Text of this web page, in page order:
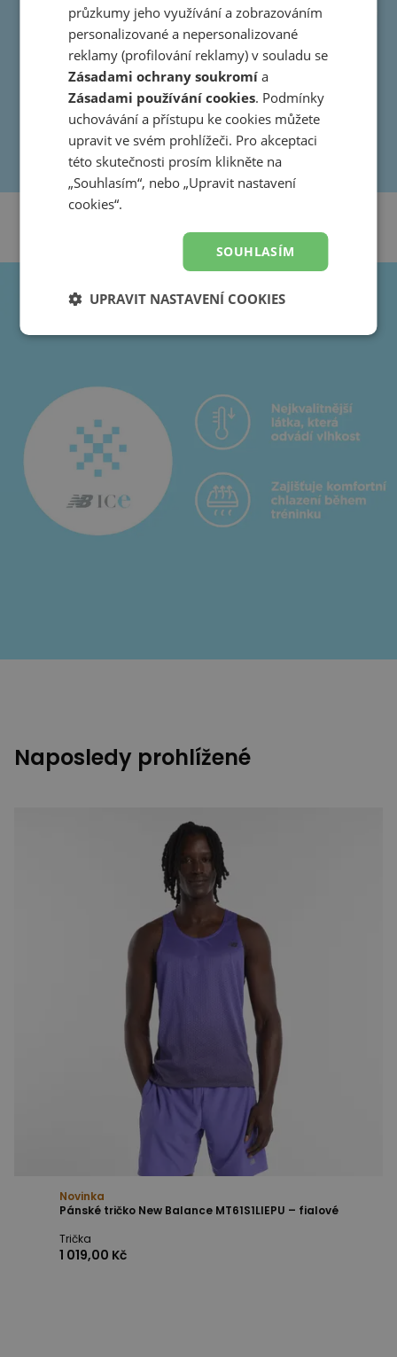
Naposledy prohlížené
Novinka
Pánské tričko New Balance MT61S1LIEPU – fialové
Trička
1 019,00 Kč
průzkumy jeho využívání a zobrazováním
personalizované a nepersonalizované
reklamy (profilování reklamy) v souladu se
Zásadami ochrany soukromí a
Zásadami používání cookies. Podmínky
uchovávání a přístupu ke cookies můžete
upravit ve svém prohlížeči. Pro akceptaci
této skutečnosti prosím klikněte na
„Souhlasím“, nebo „Upravit nastavení
cookies“.
SOUHLASÍM
UPRAVIT NASTAVENÍ COOKIES